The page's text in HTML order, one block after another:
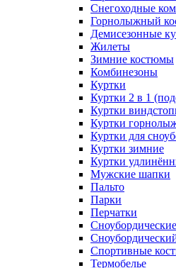
Снегоходные
Горнолыжный
Демисезонные
Жилеты
Зимние костюмы
Комбинезоны
Куртки
Куртки 2 в 1
Куртки
Куртки
Куртки для
Куртки зимние
Куртки
Мужские шапки
Пальто
Парки
Перчатки
Спортивные
Термобелье